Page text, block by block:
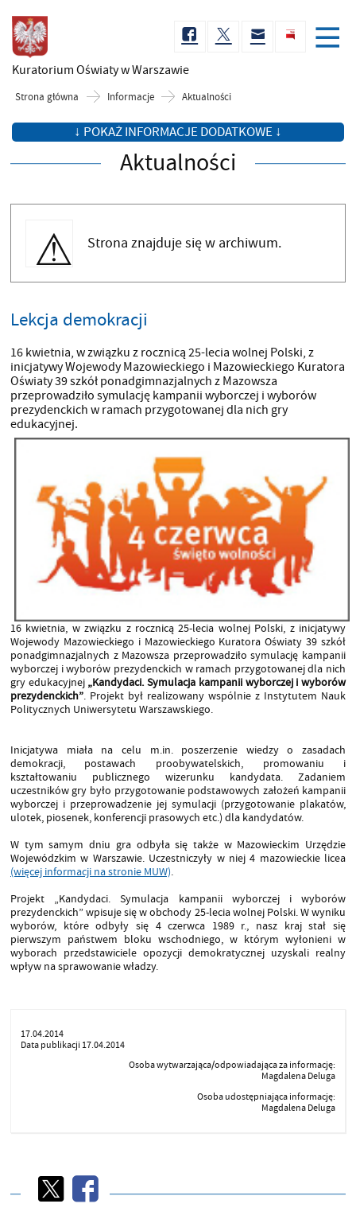
Kuratorium Oświatyw Warszawie
Strona główna Informacje Aktualności
↓ POKAŻ INFORMACJE DODATKOWE ↓
Aktualności
Strona znajduje się w archiwum.
Lekcja demokracji
16 kwietnia, w związku z rocznicą 25-lecia wolnej Polski, z
inicjatywy Wojewody Mazowieckiego i Mazowieckiego Kuratora
Oświaty 39 szkół ponadgimnazjalnych z Mazowsza
przeprowadziło symulację kampanii wyborczej i wyborów
prezydenckich w ramach przygotowanej dla nich gry
edukacyjnej.
16 kwietnia, w związku z rocznicą 25-lecia wolnej Polski, z inicjatywy
Wojewody Mazowieckiego i Mazowieckiego Kuratora Oświaty 39 szkół
ponadgimnazjalnych z Mazowsza przeprowadziło symulację kampanii
wyborczej i wyborów prezydenckich w ramach przygotowanej dla nich
gry edukacyjnej „Kandydaci. Symulacja kampanii wyborczej i wyborów
prezydenckich”. Projekt był realizowany wspólnie z Instytutem Nauk
Politycznych Uniwersytetu Warszawskiego.
Inicjatywa miała na celu m.in. poszerzenie wiedzy o zasadach
demokracji, postawach proobywatelskich, promowaniu i
kształtowaniu publicznego wizerunku kandydata. Zadaniem
uczestników gry było przygotowanie podstawowych założeń kampanii
wyborczej i przeprowadzenie jej symulacji (przygotowanie plakatów,
ulotek, piosenek, konferencji prasowych etc.) dla kandydatów.
W tym samym dniu gra odbyła się także w Mazowieckim Urzędzie
Wojewódzkim w Warszawie. Uczestniczyły w niej 4 mazowieckie licea
(więcej informacji na stronie MUW).
Projekt „Kandydaci. Symulacja kampanii wyborczej i wyborów
prezydenckich” wpisuje się w obchody 25-lecia wolnej Polski. W wyniku
wyborów, które odbyły się 4 czerwca 1989 r., nasz kraj stał się
pierwszym państwem bloku wschodniego, w którym wyłonieni w
wyborach przedstawiciele opozycji demokratycznej uzyskali realny
wpływ na sprawowanie władzy.
17.04.2014
Data publikacji 17.04.2014
Osoba wytwarzająca/odpowiadająca za informację:
Magdalena Deluga
Osoba udostępniająca informację:
Magdalena Deluga